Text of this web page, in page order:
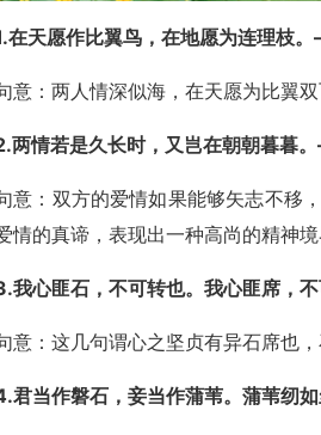
在天愿作比翼鸟，在地愿为连理枝
意：两人情深似海，在天愿为比翼
两情若是久长时，又岂在朝朝暮暮
意：双方的爱情如果能够矢志不移
情的真谛，表现出一种高尚的精神
我心匪石，不可转也。我心匪席，
意：这几句谓心之坚贞有异石席也
君当作磐石，妾当作蒲苇。蒲苇纫